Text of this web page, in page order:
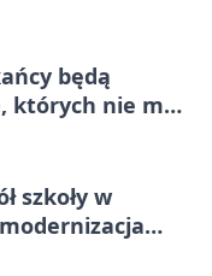
będą
których nie ma
szkoły w